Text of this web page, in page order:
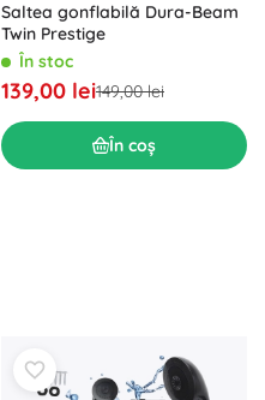
Saltea gonflabilă Dura-Beam
Twin Prestige
În stoc
139,00 lei149,00 lei
În coș